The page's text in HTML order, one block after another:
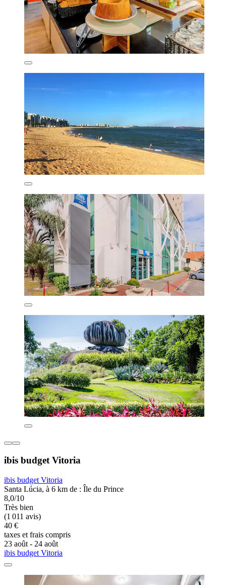
ibis budget Vitoria
ibis budget Vitoria
Santa Lúcia, à 6 km de : Île du Prince
8,0/10
Très bien
(1 011 avis)
40 €
taxes et frais compris
23 août - 24 août
ibis budget Vitoria